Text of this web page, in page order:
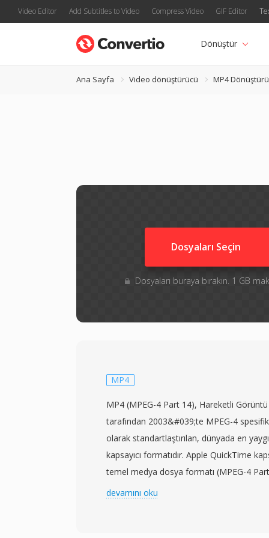
Video Editor Add Subtitles to Video Compress Video GIF Editor
Dönüştür
Ana Sayfa Video dönüştürücü MP4
Dosyaları Seçin
Dosyaları buraya bırakın. 1 GB
MP4
MP4 (MPEG-4 Part 14), Hareketli
tarafından 2003&#039;te MPEG-4
olarak standartlaştırılan, dünyada en
kapsayıcı formatıdır. Apple QuickTime
temel medya dosya formatı (MPEG-4
MP4, neredeyse her türde medya verisini
devamını oku